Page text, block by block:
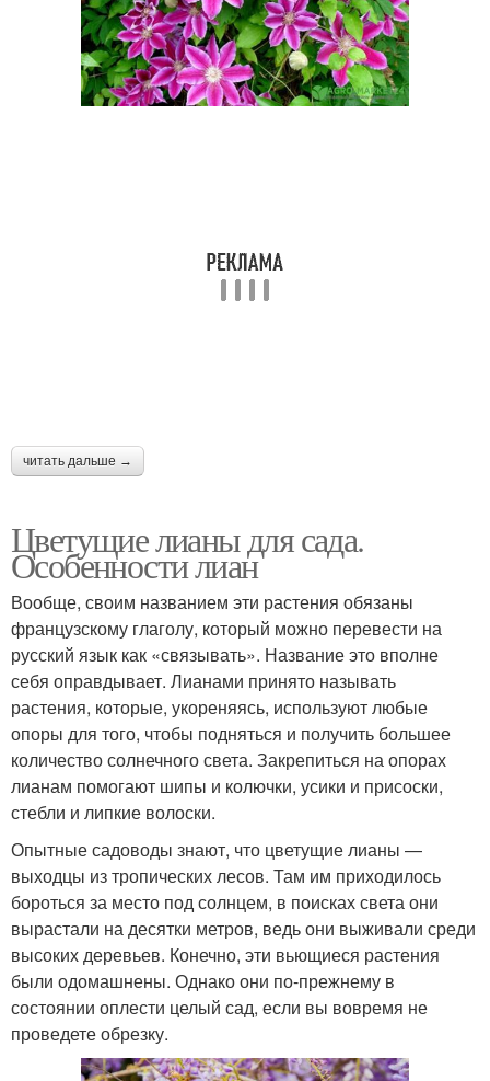
читать дальше →
Цветущие лианы для сада.
Особенности лиан
Вообще, своим названием эти растения обязаны
французскому глаголу, который можно перевести на
русский язык как «связывать». Название это вполне
себя оправдывает. Лианами принято называть
растения, которые, укореняясь, используют любые
опоры для того, чтобы подняться и получить большее
количество солнечного света. Закрепиться на опорах
лианам помогают шипы и колючки, усики и присоски,
стебли и липкие волоски.
Опытные садоводы знают, что цветущие лианы —
выходцы из тропических лесов. Там им приходилось
бороться за место под солнцем, в поисках света они
вырастали на десятки метров, ведь они выживали среди
высоких деревьев. Конечно, эти вьющиеся растения
были одомашнены. Однако они по-прежнему в
состоянии оплести целый сад, если вы вовремя не
проведете обрезку.